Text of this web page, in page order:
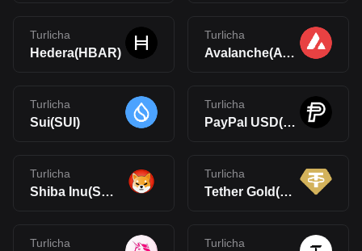
Turlicha
Hedera(HBAR)
Turlicha
Avalanche(AVAX)
Turlicha
Sui(SUI)
Turlicha
PayPal USD(PYUSD)
Turlicha
Shiba Inu(SHIB)
Turlicha
Tether Gold(XAUt)
Turlicha Turlicha